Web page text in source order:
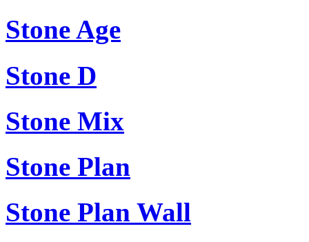
Stone Age
Stone D
Stone Mix
Stone Plan
Stone Plan Wall